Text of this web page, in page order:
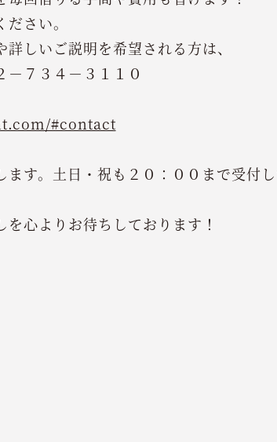
さい。
しいご説明を希望される方は、
－７３４－３１１０
#contact
ます。土日・祝も２０：００まで受付し
を心よりお待ちしております！